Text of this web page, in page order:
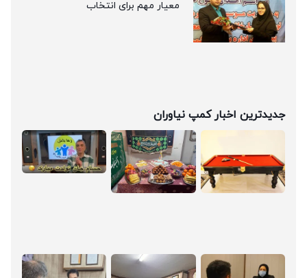
معیار مهم برای انتخاب
جدیدترین اخبار کمپ نیاوران